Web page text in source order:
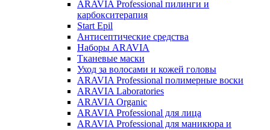
ARAVIA Professional пилинги и
карбокситерапия
Start Epil
Антисептические средства
Наборы ARAVIA
Тканевые маски
Уход за волосами и кожей головы
ARAVIA Professional полимерные воски
ARAVIA Laboratories
ARAVIA Organic
ARAVIA Professional для лица
ARAVIA Professional для маникюра и